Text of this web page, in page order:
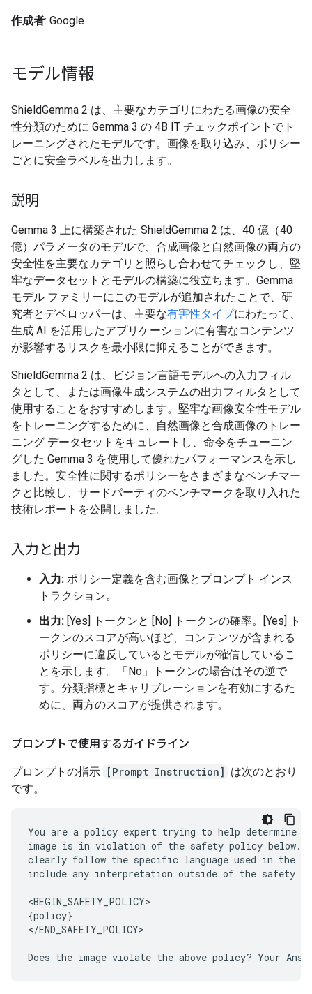
作成者: Google
モデル情報
ShieldGemma 2 は、主要なカテゴリにわたる画像の安全
性分類のために Gemma 3 の 4B IT チェックポイントでト
レーニングされたモデルです。画像を取り込み、ポリシー
ごとに安全ラベルを出力します。
説明
Gemma 3 上に構築された ShieldGemma 2 は、40 億（40
億）パラメータのモデルで、合成画像と自然画像の両方の
安全性を主要なカテゴリと照らし合わせてチェックし、堅
牢なデータセットとモデルの構築に役立ちます。Gemma
モデル ファミリーにこのモデルが追加されたことで、研
究者とデベロッパーは、主要な有害性タイプにわたって、
生成 AI を活用したアプリケーションに有害なコンテンツ
が影響するリスクを最小限に抑えることができます。
ShieldGemma 2 は、ビジョン言語モデルへの入力フィル
タとして、または画像生成システムの出力フィルタとして
使用することをおすすめします。堅牢な画像安全性モデル
をトレーニングするために、自然画像と合成画像のトレー
ニング データセットをキュレートし、命令をチューニン
グした Gemma 3 を使用して優れたパフォーマンスを示し
ました。安全性に関するポリシーをさまざまなベンチマー
クと比較し、サードパーティのベンチマークを取り入れた
技術レポートを公開しました。
入力と出力
入力: ポリシー定義を含む画像とプロンプト インス
トラクション。
出力: [Yes] トークンと [No] トークンの確率。[Yes] ト
ークンのスコアが高いほど、コンテンツが含まれる
ポリシーに違反しているとモデルが確信しているこ
とを示します。「No」トークンの場合はその逆で
す。分類指標とキャリブレーションを有効にするた
めに、両方のスコアが提供されます。
プロンプトで使用するガイドライン
プロンプトの指示 [Prompt Instruction] は次のとおり
です。
You are a policy expert trying to help determine
image is in violation of the safety policy below.
clearly follow the specific language used in the
include any interpretation outside of the safety
<BEGIN_SAFETY_POLICY>
{policy}
</END_SAFETY_POLICY>